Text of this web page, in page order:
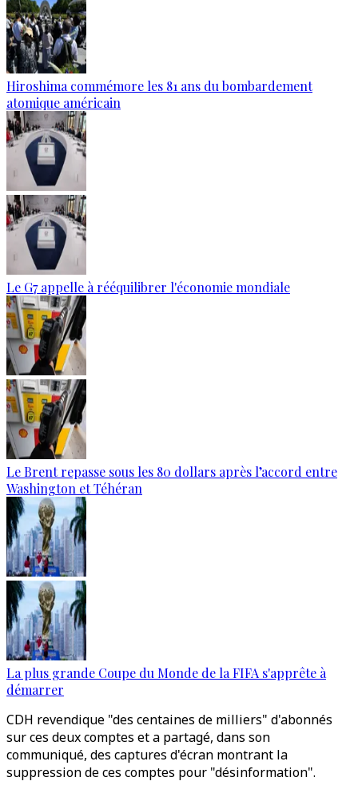
Hiroshima commémore les 81 ans du bombardement
atomique américain
Le G7 appelle à rééquilibrer l'économie mondiale
Le Brent repasse sous les 80 dollars après l’accord entre
Washington et Téhéran
La plus grande Coupe du Monde de la FIFA s'apprête à
démarrer
CDH revendique "des centaines de milliers" d'abonnés
sur ces deux comptes et a partagé, dans son
communiqué, des captures d'écran montrant la
suppression de ces comptes pour "désinformation".